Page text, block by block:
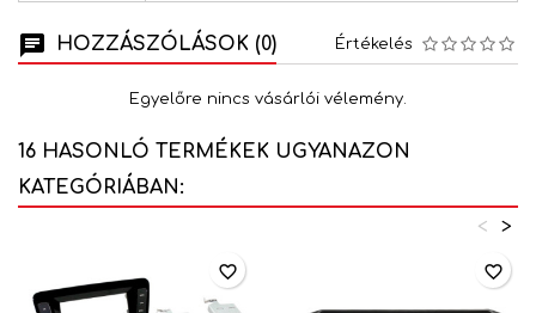
HOZZÁSZÓLÁSOK (0) Értékelés
Egyelőre nincs vásárlói vélemény.
16 HASONLÓ TERMÉKEK UGYANAZON
KATEGÓRIÁBAN:
>
<
favorite_border favorite_border